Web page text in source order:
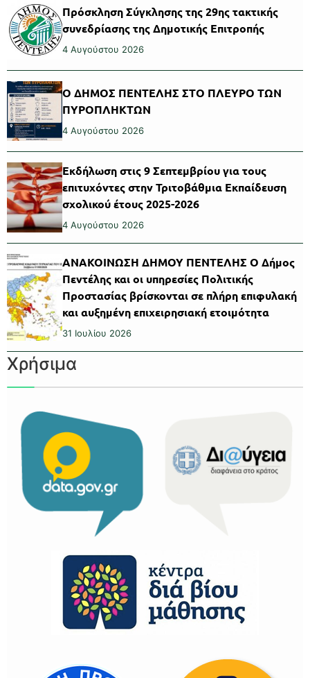
Πρόσκληση Σύγκλησης της 29ης τακτικής
συνεδρίασης της Δημοτικής Επιτροπής
4 Αυγούστου 2026
Ο ΔΗΜΟΣ ΠΕΝΤΕΛΗΣ ΣΤΟ ΠΛΕΥΡΟ ΤΩΝ
ΠΥΡΟΠΛΗΚΤΩΝ
4 Αυγούστου 2026
Εκδήλωση στις 9 Σεπτεμβρίου για τους
επιτυχόντες στην Τριτοβάθμια Εκπαίδευση
σχολικού έτους 2025-2026
4 Αυγούστου 2026
ΑΝΑΚΟΙΝΩΣΗ ΔΗΜΟΥ ΠΕΝΤΕΛΗΣ Ο Δήμος
Πεντέλης και οι υπηρεσίες Πολιτικής
Προστασίας βρίσκονται σε πλήρη επιφυλακή
και αυξημένη επιχειρησιακή ετοιμότητα
31 Ιουλίου 2026
Χρήσιμα